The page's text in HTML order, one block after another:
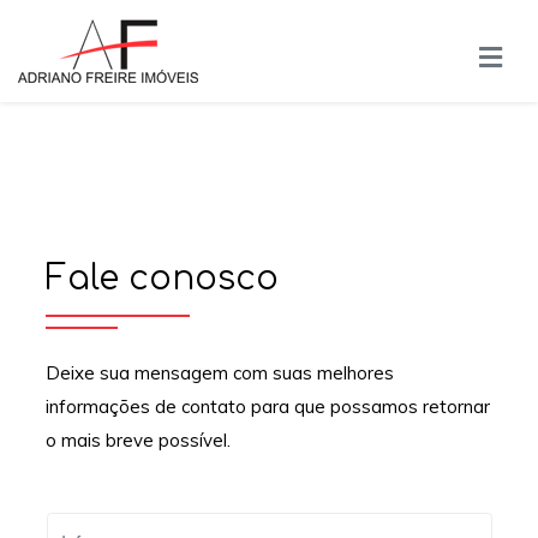
Fale conosco
Deixe sua mensagem com suas melhores
informações de contato para que possamos retornar
o mais breve possível.